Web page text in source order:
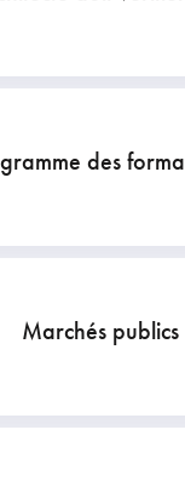
des
Marchés